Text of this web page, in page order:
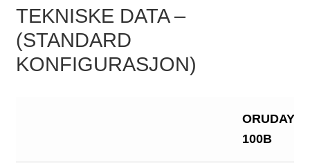
TEKNISKE DATA –
(STANDARD
KONFIGURASJON)
ORUDAY
100B